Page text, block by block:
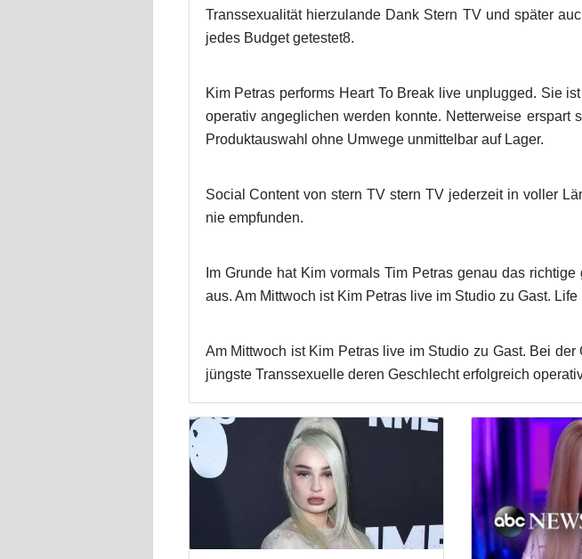
Transsexualität hierzulande Dank Stern TV und später
jedes Budget getestet8.
Kim Petras performs Heart To Break live unplugged. Sie
operativ angeglichen werden konnte. Netterweise
Produktauswahl ohne Umwege unmittelbar auf Lager.
Social Content von stern TV stern TV jederzeit in voller
nie empfunden.
Im Grunde hat Kim vormals Tim Petras genau das
aus. Am Mittwoch ist Kim Petras live im Studio zu Gast.
Am Mittwoch ist Kim Petras live im Studio zu Gast. Bei
jüngste Transsexuelle deren Geschlecht erfolgreich